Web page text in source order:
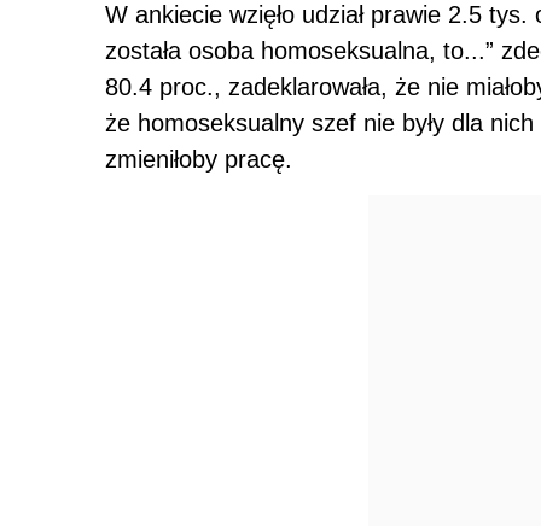
W ankiecie wzięło udział prawie 2.5
została osoba homoseksualna, to...”
80.4 proc., zadeklarowała, że nie
że homoseksualny szef nie były dla
zmieniłoby pracę.